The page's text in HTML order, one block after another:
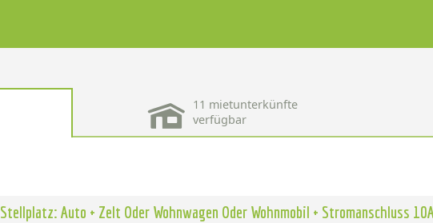
11 mietunterkünfte
verfügbar
Stellplatz: Auto + Zelt Oder Wohnwagen Oder Wohnmobil + Stromanschluss